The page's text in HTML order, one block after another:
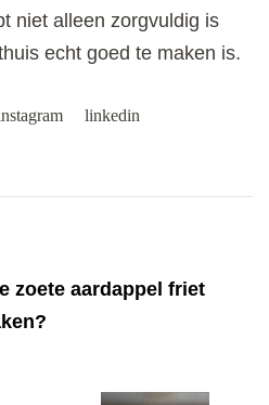
niet alleen zorgvuldig is
echt goed te maken is.
linkedin
zoete aardappel friet